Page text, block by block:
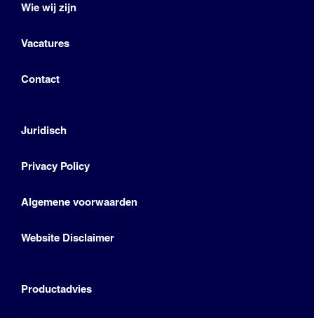
Wie wij zijn
Vacatures
Contact
Juridisch
Privacy Policy
Algemene voorwaarden
Website Disclaimer
Productadvies